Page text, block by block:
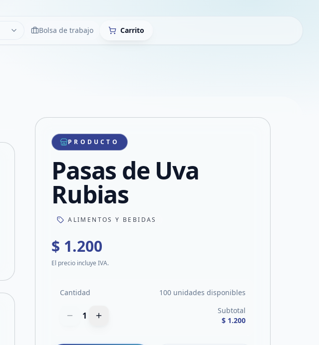
LimpiarBolsa de trabajo Carrito
Compartir producto
Compartir por WhatsApp
Compartir por mail
Compartir en Facebook
Compartir en X
PRODUCTO
Pasas de Uva
Rubias
ALIMENTOS Y BEBIDAS
$ 1.200
El precio incluye IVA.
Cantidad 100 unidades disponibles
1
Subtotal
$ 1.200